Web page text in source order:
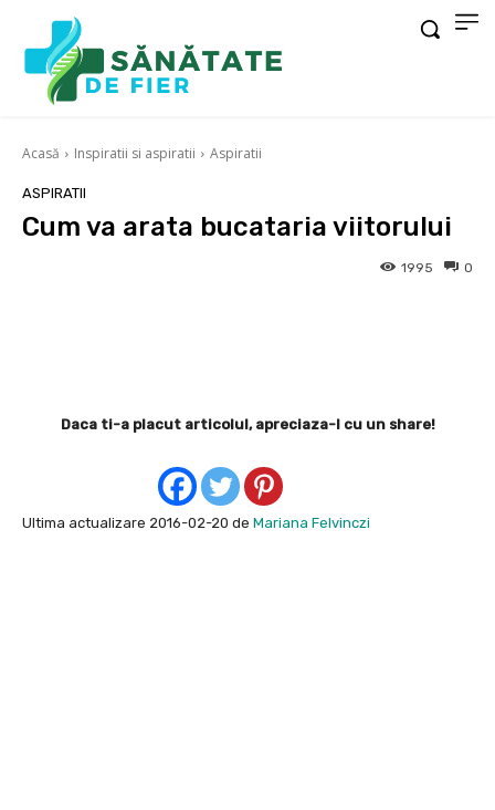
Acasă Inspiratii si aspiratii Aspiratii
ASPIRATII
Cum va arata bucataria viitorului
0
1995
Daca ti-a placut articolul, apreciaza-l cu un share!
Ultima actualizare 2016-02-20 de Mariana Felvinczi